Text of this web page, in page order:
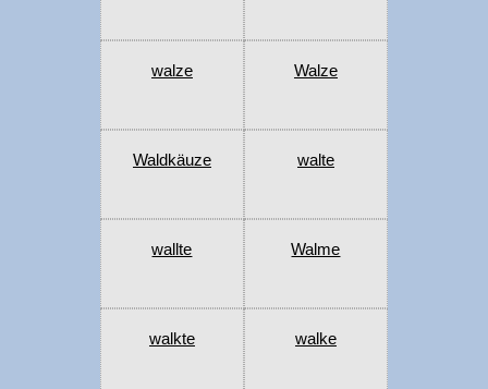
walze Walze
Waldkäuze walte
wallte Walme
walkte walke